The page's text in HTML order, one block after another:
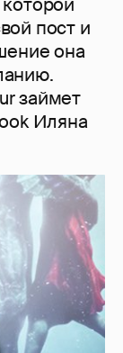
пост и
она
займет
Иляна